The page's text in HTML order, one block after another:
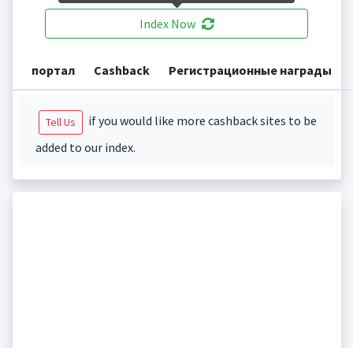
Index Now
портал Cashback Регистрационные награды
Tell Us
if you would like more cashback sites to be
added to our index.